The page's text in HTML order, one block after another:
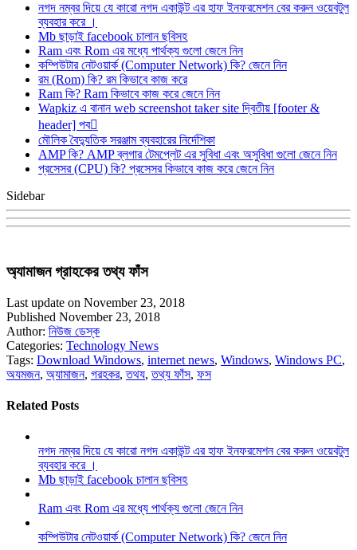
নগদ নম্বর দিয়ে যে কারো নগদ একাউন্ট এর হাফ ইনফরমেশন বের করুন ওয়েবটুল
ব্যবহার করে ।
Mb ছাড়াই facebook চালান ছবিসহ
Ram এবং Rom এর মধ্যে পার্থক্য গুলো জেনে নিন
কম্পিউটার নেটওয়ার্ক (Computer Network) কি? জেনে নিন
রম (Rom) কি? রম কিভাবে কাজ করে
Ram কি? Ram কিভাবে কাজ করে জেনে নিন
Wapkiz এ বানান web screenshot taker site দ্বিতীয় [footer &
header] পব
মৌলিক বৈদ্যুতিক সরঞ্জাম ব্যবহারের নির্দেশিকা
AMP কি? AMP ব্লগার টেমপ্লেট এর সুবিধা এবং অসুবিধা গুলো জেনে নিন
প্রসেসর (CPU) কি? প্রসেসর কিভাবে কাজ করে জেনে নিন
Sidebar
অ্যামাজন গ্রাহকের তথ্য ফাঁস
Last update on November 23, 2018
Published November 23, 2018
Author: নিউজ ডেস্ক
Categories: Technology News
Tags: Download Windows, internet news, Windows, Windows PC,
অযমজন, অ্যামাজন, গরহকর,তথয,তথ্য ফাঁস, ফস
Related Posts
নগদ নম্বর দিয়ে যে কারো নগদ একাউন্ট এর হাফ ইনফরমেশন বের করুন ওয়েবটুল
ব্যবহার করে ।
Mb ছাড়াই facebook চালান ছবিসহ
Ram এবং Rom এর মধ্যে পার্থক্য গুলো জেনে নিন
কম্পিউটার নেটওয়ার্ক (Computer Network) কি? জেনে নিন